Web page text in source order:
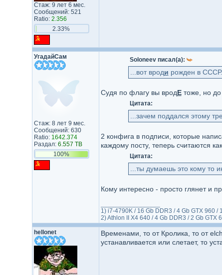
Стаж: 9 лет 6 мес.
Сообщений: 521
Ratio: 2.356
2.33%
УгадайСам
Стаж: 8 лет 9 мес.
Сообщений: 630
Ratio: 1642.374
Раздал: 6.557 TB
100%
Soloneev писал(а):
...вот вроди рожден в СССР...
Судя по флагу вы вродЕтоже, но до
Цитата:
...зачем поддался этому
2 конфига в подписи, которые
каждому посту, теперь считаются
Цитата:
...ты думаешь это кому то
Кому интересно - просто глянет и
1) i7-4790K / 16 Gb DDR3 / 4 Gb GTX 960
2) Athlon II X4 640 / 4 Gb DDR3 / 2 Gb GTX
hellonet
Временами, то от Кролика, то от
устанавливается или слетает, то